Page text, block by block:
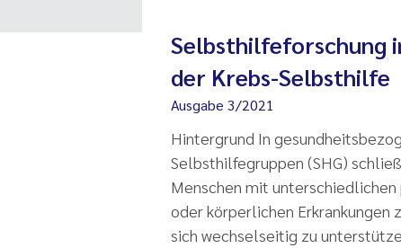
Selbsthilfeforschung
der Krebs-Selbsthilfe
Ausgabe 3/2021
Hintergrund In
Selbsthilfegruppen (SHG)
Menschen mit unterschiedlichen
oder körperlichen Erkrankungen
sich wechselseitig zu